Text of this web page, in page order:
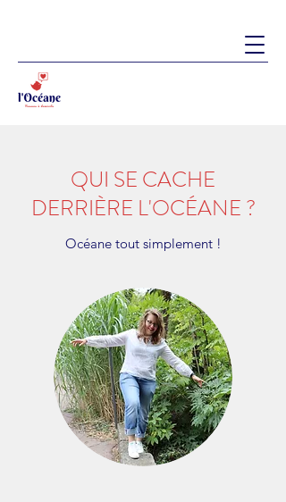
QUI SE CACHE
DERRIÈRE L'OCÉANE ?
Océane tout simplement !